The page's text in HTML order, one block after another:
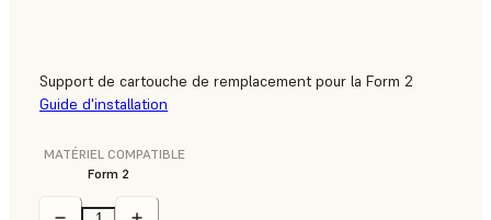
Support de cartouche de remplacement pour la Form 2
Guide d'installation
MATÉRIEL COMPATIBLE
Form 2